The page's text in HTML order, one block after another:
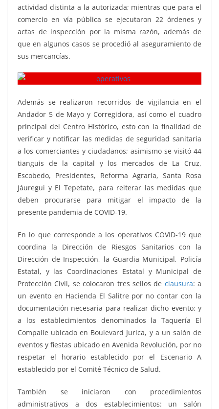
actividad distinta a la autorizada; mientras que para el
comercio en vía pública se ejecutaron 22 órdenes y
actas de inspección por la misma razón, además de
que en algunos casos se procedió al aseguramiento de
sus mercancías.
Además se realizaron recorridos de vigilancia en el
Andador 5 de Mayo y Corregidora, así como el cuadro
principal del Centro Histórico, esto con la finalidad de
verificar y notificar las medidas de seguridad sanitaria
a los comerciantes y ciudadanos; asimismo se visitó 44
tianguis de la capital y los mercados de La Cruz,
Escobedo, Presidentes, Reforma Agraria, Santa Rosa
Jáuregui y El Tepetate, para reiterar las medidas que
deben procurarse para mitigar el impacto de la
presente pandemia de COVID-19.
En lo que corresponde a los operativos COVID-19 que
coordina la Dirección de Riesgos Sanitarios con la
Dirección de Inspección, la Guardia Municipal, Policía
Estatal, y las Coordinaciones Estatal y Municipal de
Protección Civil, se colocaron tres sellos de clausura: a
un evento en Hacienda El Salitre por no contar con la
documentación necesaria para realizar dicho evento; y
a los establecimientos denominados la Taquería El
Compalle ubicado en Boulevard Jurica, y a un salón de
eventos y fiestas ubicado en Avenida Revolución, por no
respetar el horario establecido por el Escenario A
establecido por el Comité Técnico de Salud.
También se iniciaron con procedimientos
administrativos a dos establecimientos: un salón